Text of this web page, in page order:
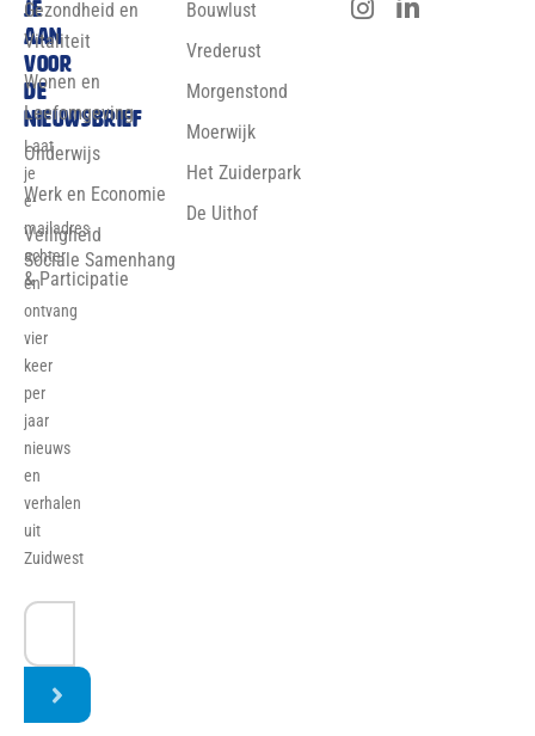
je
aan
voor
de
nieuwsbrief
Laat
je
e-
mailadres
achter
en
ontvang
vier
keer
per
jaar
nieuws
en
verhalen
uit
Zuidwest
Gezondheid en
Vitaliteit
Wonen en
Leefomgeving
Onderwijs
Werk en Economie
Veiligheid
Sociale Samenhang
& Participatie
Bouwlust
Vrederust
Morgenstond
Moerwijk
Het Zuiderpark
De Uithof